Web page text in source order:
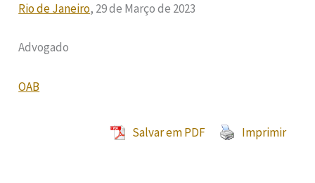
Rio de Janeiro, 29 de Março de 2023
Advogado
OAB
Salvar em PDF Imprimir